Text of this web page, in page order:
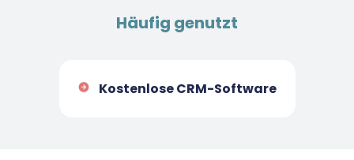
Häufig genutzt
Kostenlose CRM-Software